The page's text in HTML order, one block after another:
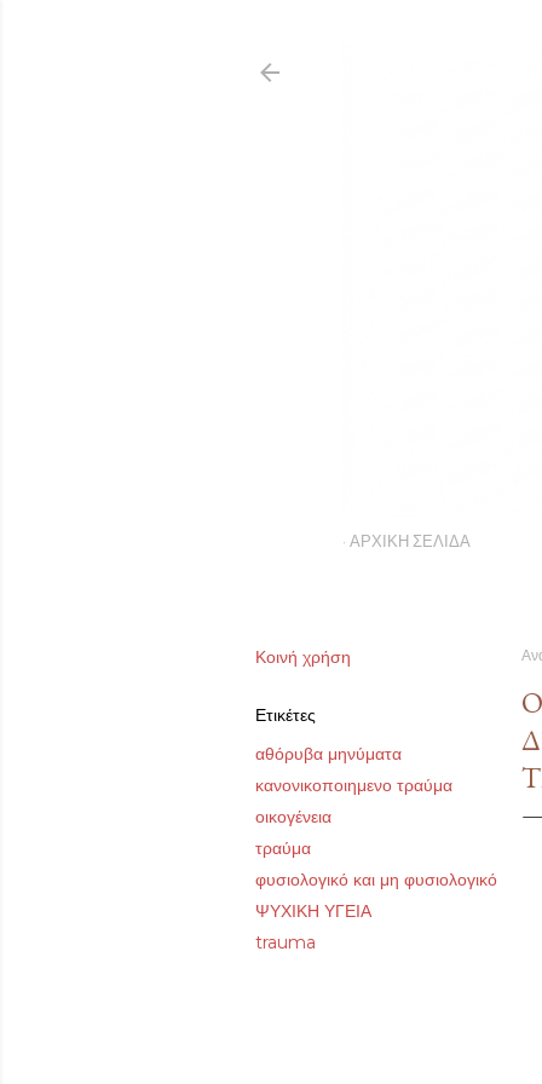
ΑΡΧΙΚΉ ΣΕΛΊΔΑ
Κοινή χρήση
Ετικέτες
αθόρυβα μηνύματα
κανονικοποιημενο τραύμα
οικογένεια
τραύμα
φυσιολογικό και μη φυσιολογικό
ΨΥΧΙΚΗ ΥΓΕΙΑ
trauma